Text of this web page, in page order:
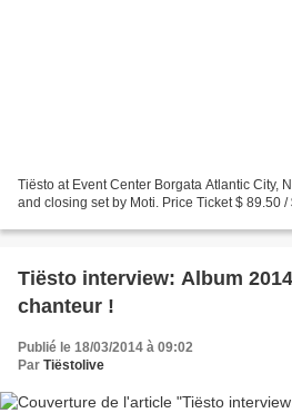
Tiësto at Event Center Borgata Atlantic City,
and closing set by Moti. Price Ticket $ 89.50
Tiësto interview: Album
chanteur !
Publié le 18/03/2014 à 09:02
Par Tiëstolive